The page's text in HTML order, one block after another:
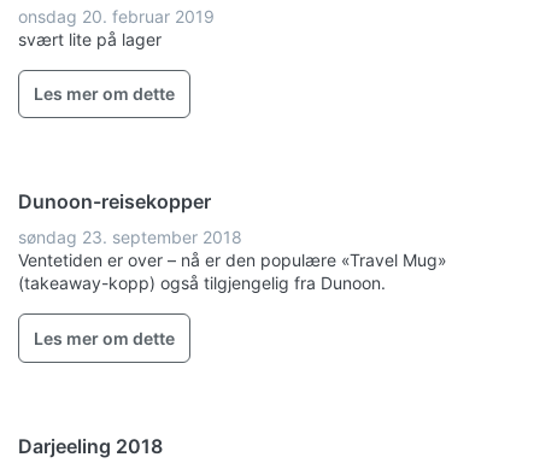
onsdag 20. februar 2019
svært lite på lager
Les mer om dette
Dunoon-reisekopper
søndag 23. september 2018
Ventetiden er over – nå er den populære «Travel Mug»
(takeaway-kopp) også tilgjengelig fra Dunoon.
Les mer om dette
Darjeeling 2018